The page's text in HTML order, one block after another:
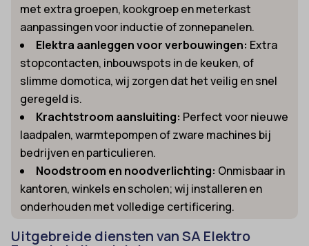
met extra groepen, kookgroep en meterkast
aanpassingen voor inductie of zonnepanelen.
Elektra aanleggen voor verbouwingen: Extra
stopcontacten, inbouwspots in de keuken, of
slimme domotica, wij zorgen dat het veilig en snel
geregeld is.
Krachtstroom aansluiting: Perfect voor nieuwe
laadpalen, warmtepompen of zware machines bij
bedrijven en particulieren.
Noodstroom en noodverlichting: Onmisbaar in
kantoren, winkels en scholen; wij installeren en
onderhouden met volledige certificering.
Uitgebreide diensten van SA Elektro